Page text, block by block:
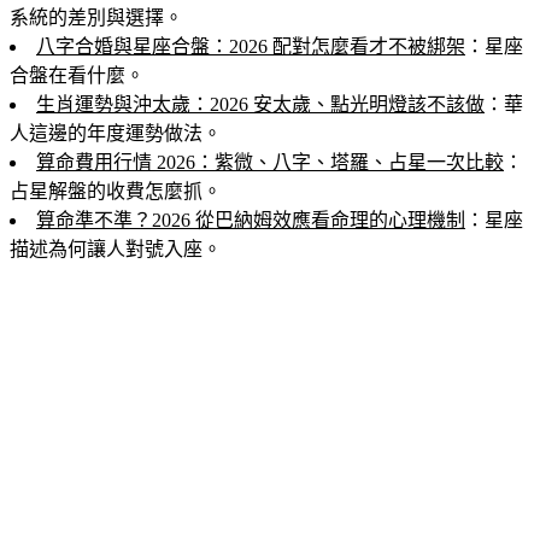
系統的差別與選擇。
八字合婚與星座合盤：2026 配對怎麼看才不被綁架 ：星座
合盤在看什麼。
生肖運勢與沖太歲：2026 安太歲、點光明燈該不該做 ：華
人這邊的年度運勢做法。
算命費用行情 2026：紫微、八字、塔羅、占星一次比較 ：
占星解盤的收費怎麼抓。
算命準不準？2026 從巴納姆效應看命理的心理機制 ：星座
描述為何讓人對號入座。